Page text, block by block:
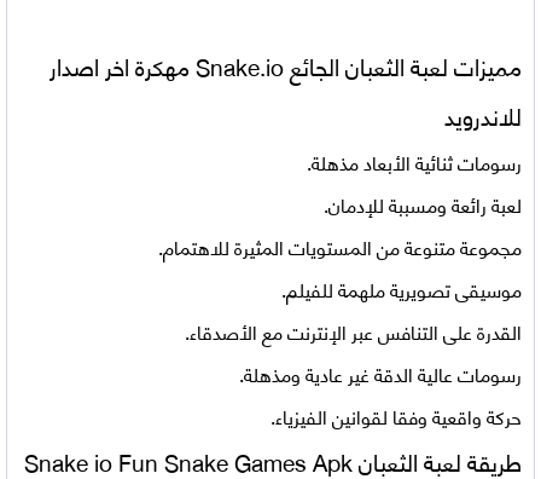
مميزات لعبة الثعبان الجائع Snake.io مهكرة اخر اصدار
للاندرويد
رسومات ثنائية الأبعاد مذهلة.
لعبة رائعة ومسببة للإدمان.
مجموعة متنوعة من المستويات المثيرة للاهتمام.
موسيقى تصويرية ملهمة للفيلم.
القدرة على التنافس عبر الإنترنت مع الأصدقاء.
رسومات عالية الدقة غير عادية ومذهلة.
حركة واقعية وفقا لقوانين الفيزياء.
طريقة لعبة الثعبان Snake io Fun Snake Games Apk